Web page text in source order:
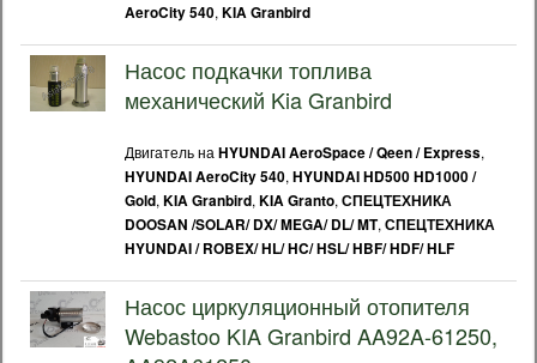
AeroCity 540, KIA Granbird
Насос подкачки топлива
механический Kia Granbird
Двигатель на HYUNDAI AeroSpace / Qeen / Express,
HYUNDAI AeroCity 540, HYUNDAI HD500 HD1000 /
Gold, KIA Granbird, KIA Granto, СПЕЦТЕХНИКА
DOOSAN /SOLAR/ DX/ MEGA/ DL/ MT, СПЕЦТЕХНИКА
HYUNDAI / ROBEX/ HL/ HC/ HSL/ HBF/ HDF/ HLF
Насос циркуляционный отопителя
Webastoo KIA Granbird AA92A-61250,